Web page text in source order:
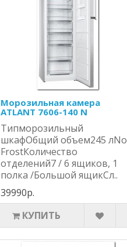
Морозильная камера
ATLANT 7606-140 N
Типморозильный
шкафОбщий объем245 лNo
FrostКоличество
отделений7 / 6 ящиков, 1
полка /Большой ящикСл..
39990р.
КУПИТЬ